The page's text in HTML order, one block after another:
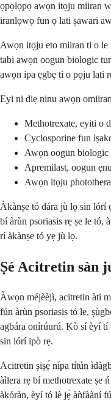
ọpọlọpọ awọn itọju miiran
iranlọwọ fun ọ lati ṣawari
Awọn itọju eto miiran ti o le
tabi awọn oogun biologic
awọn ipa ẹgbẹ ti o pọju lati
Eyi ni diẹ ninu awọn
Methotrexate, eyiti o
Cyclosporine fun
Awọn oogun biologic
Apremilast, oogun
Awọn itọju
Àkànṣe tó dára jù lọ sin lórí
bí àrùn psoriasis rẹ ṣe le tó,
rí àkànṣe tó yẹ jù lọ.
Ṣé Acitretin sàn
Àwọn méjèèjì, acitretin àti
fún àrùn psoriasis tó le,
agbára onírúurú. Kò sí èyí
sin lórí ipò rẹ.
Acitretin ṣiṣẹ́ nípa títún
àìlera rẹ bí methotrexate ṣe
àkóràn, èyí tó lè jẹ́ àǹfààní